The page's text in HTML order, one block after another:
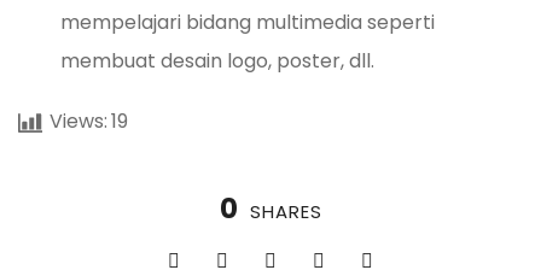
mempelajari bidang multimedia seperti
membuat desain logo, poster, dll.
Views:19
0 SHARES